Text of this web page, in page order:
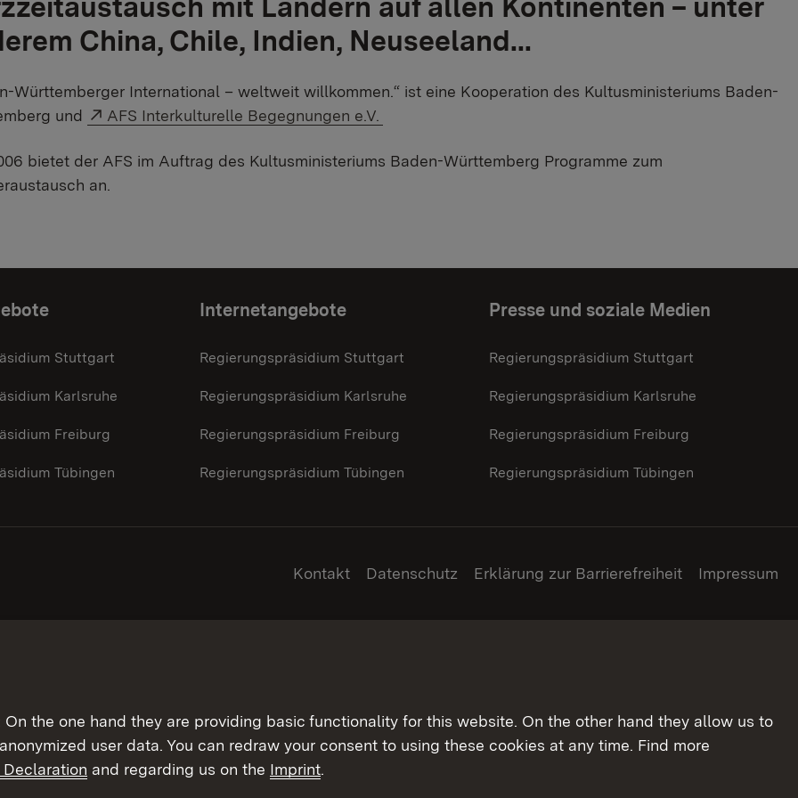
China, Chile, Indien, Neuseeland...
Württemberger International – weltweit willkommen.“ ist eine Kooperation des Kultusministeriums Baden-
und
Externer Link:
AFS Interkulturelle Begegnungen e.V.
bietet der AFS im Auftrag des Kultusministeriums Baden-Württemberg Programme zum
an.
Stuttgart
Karlsruhe
Freiburg
Tübingen
Internetangebote
Regierungspräsidium Stuttgart
Regierungspräsidium Karlsruhe
Regierungspräsidium Freiburg
Regierungspräsidium Tübingen
Presse und soziale Medien
Regierungspräsidium Stuttgart
Regierungspräsidium Karlsruhe
Regierungspräsidium Freiburg
Regierungspräsidium Tübingen
Kontakt Datenschutz Erklärung zur Barrierefreiheit Impressum
the one hand they are providing basic functionality for this website. On the other hand they allow us to
user data. You can redraw your consent to using these cookies at any time. Find more
and regarding us on the Imprint.